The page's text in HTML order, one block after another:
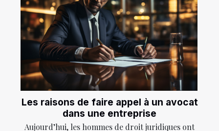
Les raisons de faire appel à un avocat
dans une entreprise
Aujourd’hui, les hommes de droit juridiques ont